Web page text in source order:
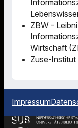
ZBW –
Wirtschaft
Zuse-Institut
Impressum